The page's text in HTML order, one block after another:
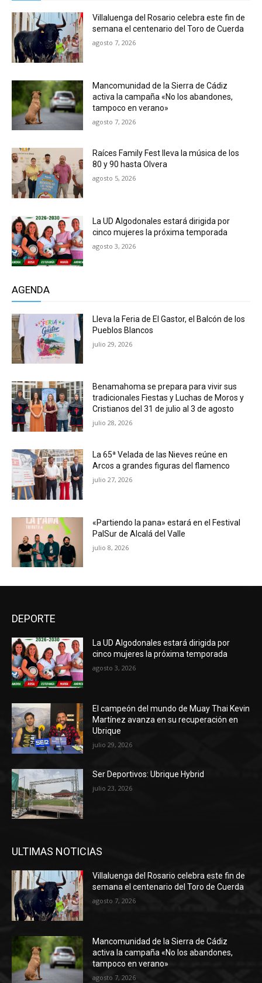
Villaluenga del Rosario celebra este fin de
semana el centenario del Toro de Cuerda
agosto 7, 2026
Mancomunidad de la Sierra de Cádiz
activa la campaña «No los abandones,
tampoco en verano»
agosto 7, 2026
Raíces Family Fest lleva la música de los
80 y 90 hasta Olvera
agosto 5, 2026
La UD Algodonales estará dirigida por
cinco mujeres la próxima temporada
agosto 3, 2026
AGENDA
Lleva la Feria de El Gastor, el Balcón de los
Pueblos Blancos
julio 29, 2026
Benamahoma se prepara para vivir sus
tradicionales Fiestas y Luchas de Moros y
Cristianos del 31 de julio al 3 de agosto
julio 28, 2026
La 65ª Velada de las Nieves reúne en
Arcos a grandes figuras del flamenco
julio 27, 2026
«Partiendo la pana» estará en el Festival
PalSur de Alcalá del Valle
julio 8, 2026
DEPORTE
La UD Algodonales estará dirigida por
cinco mujeres la próxima temporada
agosto 3, 2026
El campeón del mundo de Muay Thai Kevin
Martínez avanza en su recuperación en
Ubrique
julio 29, 2026
Ser Deportivos: Ubrique Hybrid
julio 23, 2026
ULTIMAS NOTICIAS
Villaluenga del Rosario celebra este fin de
semana el centenario del Toro de Cuerda
agosto 7, 2026
Mancomunidad de la Sierra de Cádiz
activa la campaña «No los abandones,
tampoco en verano»
agosto 7, 2026